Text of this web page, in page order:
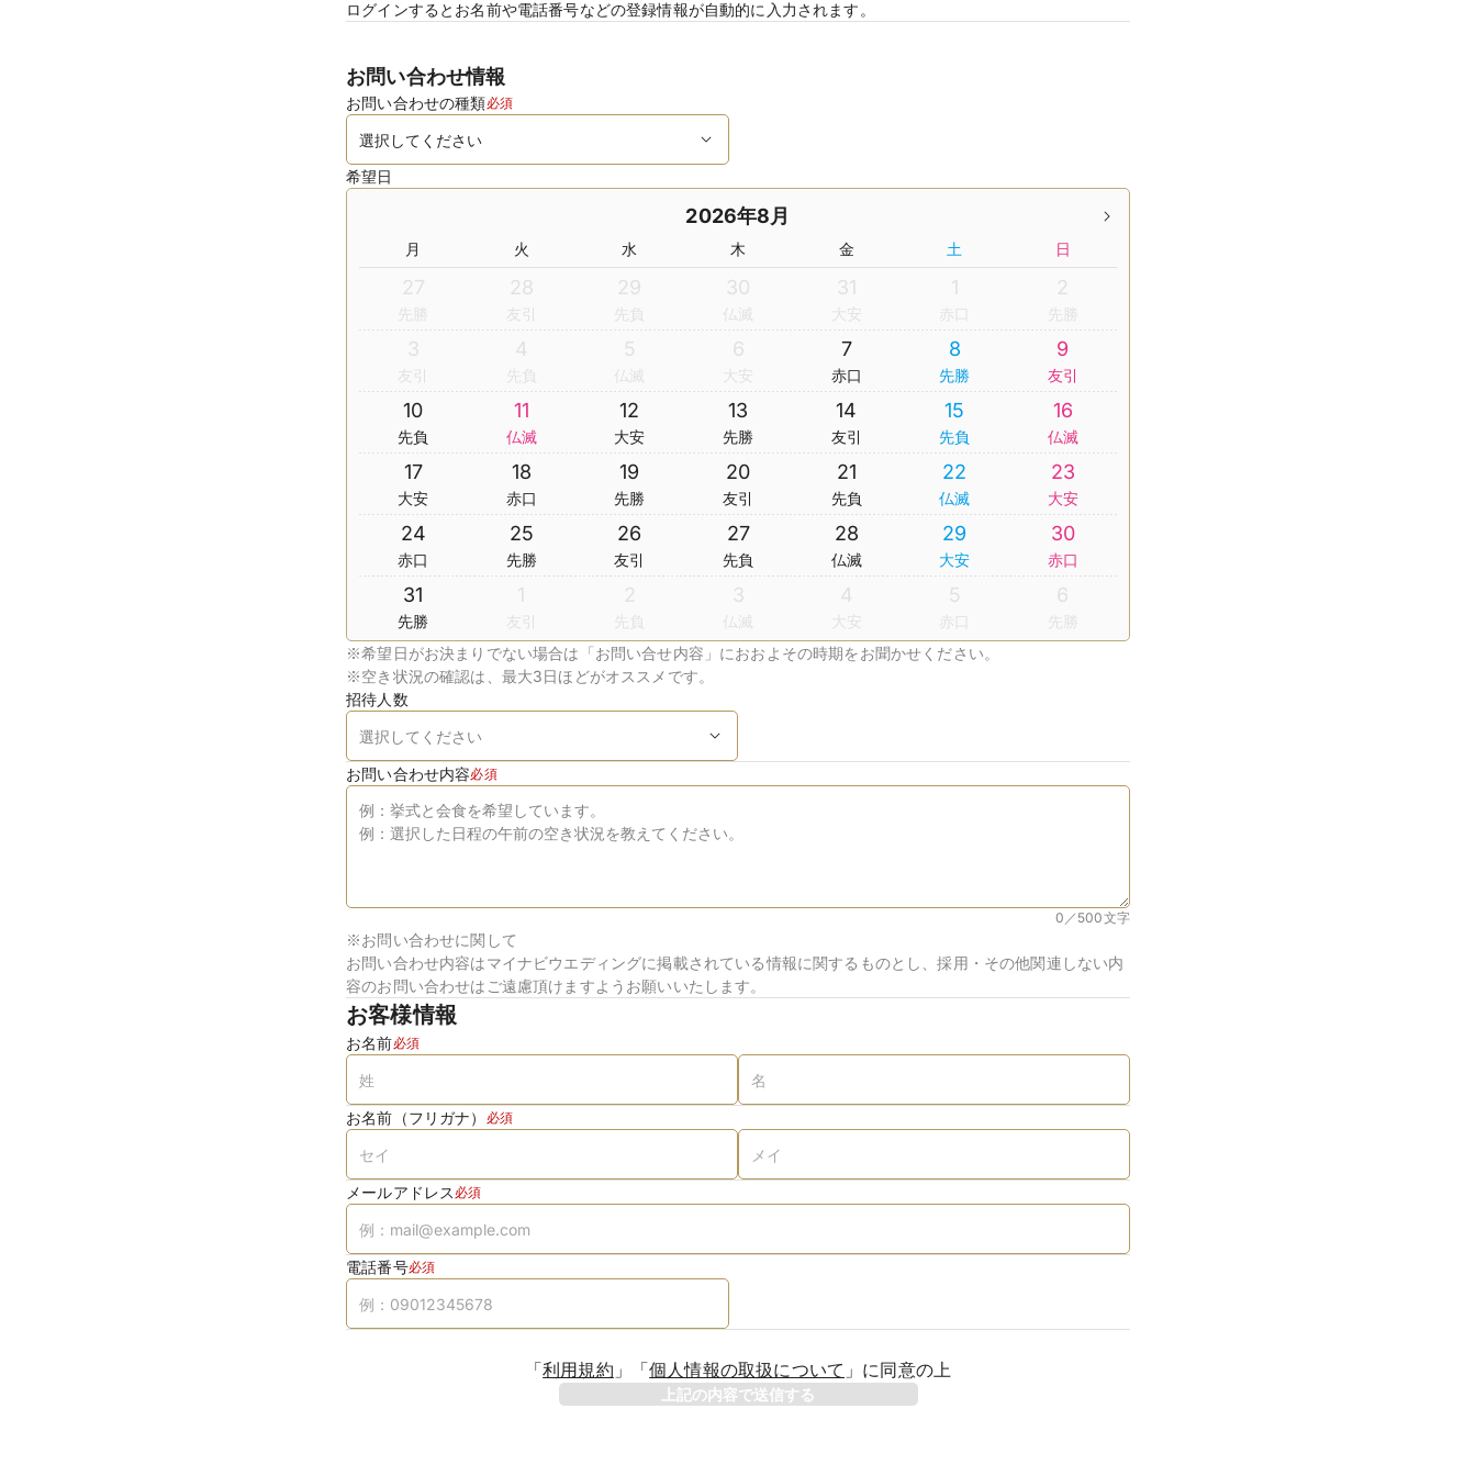
ログインするとお名前や電話番号などの登録情報が自動的に入力されます。
お問い合わせ情報
お問い合わせの種類必須
希望日
2026年8月
月 火 水 木 金 土 日
27
先勝
28
友引
29
先負
30
仏滅
31
大安
1
赤口
2
先勝
3
友引
4
先負
5
仏滅
6
大安
7
赤口
8
先勝
9
友引
10
先負
11
仏滅
12
大安
13
先勝
14
友引
15
先負
16
仏滅
17
大安
18
赤口
19
先勝
20
友引
21
先負
22
仏滅
23
大安
24
赤口
25
先勝
26
友引
27
先負
28
仏滅
29
大安
30
赤口
31
先勝
1
友引
2
先負
3
仏滅
4
大安
5
赤口
6
先勝
※希望日がお決まりでない場合は「お問い合せ内容」におおよその時期をお聞かせください。
※空き状況の確認は、最大3日ほどがオススメです。
招待人数
お問い合わせ内容必須
0／500文字
※お問い合わせに関して
お問い合わせ内容はマイナビウエディングに掲載されている情報に関するものとし、採用・その他関連しない内
容のお問い合わせはご遠慮頂けますようお願いいたします。
お客様情報
お名前必須
お名前（フリガナ） 必須
メールアドレス 必須
電話番号必須
「利用規約 」 「個人情報の取扱について 」 に同意の上
上記の内容で送信する